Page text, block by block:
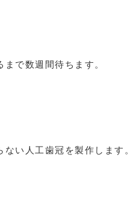
で数週間待ちます。
い人工歯冠を製作します。